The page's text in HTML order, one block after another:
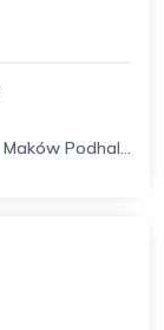
Maków Podhal...